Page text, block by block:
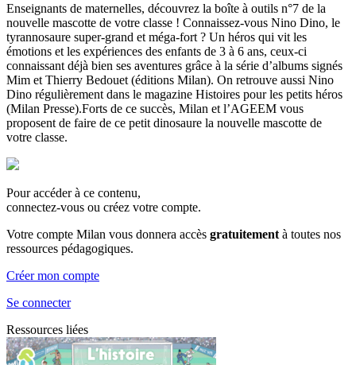
Enseignants de maternelles, découvrez la boîte à outils n°7 de la
nouvelle mascotte de votre classe ! Connaissez-vous Nino Dino, le
tyrannosaure super-grand et méga-fort ? Un héros qui vit les
émotions et les expériences des enfants de 3 à 6 ans, ceux-ci
connaissant déjà bien ses aventures grâce à la série d’albums signés
Mim et Thierry Bedouet (éditions Milan). On retrouve aussi Nino
Dino régulièrement dans le magazine Histoires pour les petits héros
(Milan Presse).Forts de ce succès, Milan et l’AGEEM vous
proposent de faire de ce petit dinosaure la nouvelle mascotte de
votre classe.
Pour accéder à ce contenu,
connectez-vous ou créez votre compte.
Votre compte Milan vous donnera accès gratuitement à toutes nos
ressources pédagogiques.
Créer mon compte
Se connecter
Ressources liées